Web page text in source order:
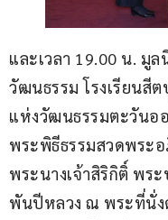
และเวลา 19.00 น.
วัฒนธรรม โรงเรียนสีต
แห่งวัฒนธรรมตะวันอ
พระพิธีธรรมสวดพระ
พระนางเจ้าสิริกิติ์ พร
พันปีหลวง ณ พระที่นั่ง